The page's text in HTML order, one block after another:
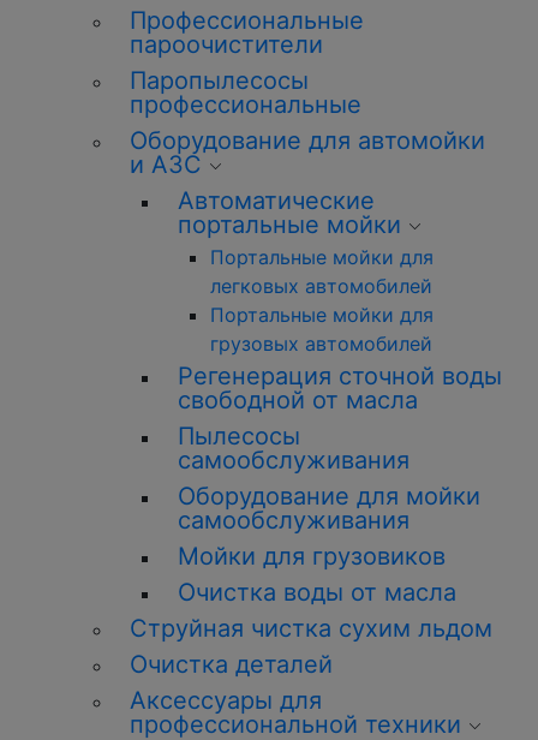
Профессиональные
пароочистители
Паропылесосы
профессиональные
Оборудование для автомойки
и АЗС
Автоматические
портальные мойки
Портальные мойки для
легковых автомобилей
Портальные мойки для
грузовых автомобилей
Регенерация сточной воды
свободной от масла
Пылесосы
самообслуживания
Оборудование для мойки
самообслуживания
Мойки для грузовиков
Очистка воды от масла
Струйная чистка сухим льдом
Очистка деталей
Аксессуары для
профессиональной техники